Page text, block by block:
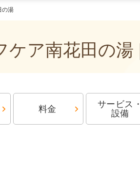
の湯
ケア南花田の湯
料金
サービス・
設備